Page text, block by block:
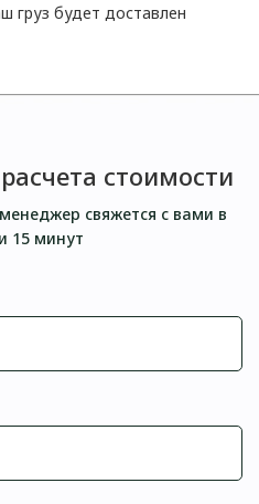
груз будет доставлен
стоимости
свяжется с вами в
15 минут